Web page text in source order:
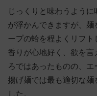
じっくりと味わうよう
が浮かんできますが、
ープの蛤を程よくリフ
香りが心地好く、欲を言
ろではあったものの、
揚げ麺では最も適切な麺
した。